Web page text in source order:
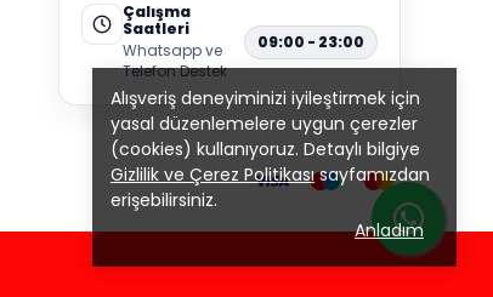
Alışveriş deneyiminizi iyileştirmek için
yasal düzenlemelere uygun çerezler
(cookies) kullanıyoruz. Detaylı bilgiye
Gizlilik ve Çerez Politikasısayfamızdan
erişebilirsiniz.
Anladım
Çalışma
Saatleri
Whatsapp ve
Telefon Destek
09:00 - 23:00